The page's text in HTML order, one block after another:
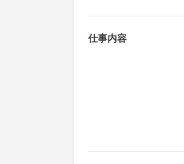
仕事内容